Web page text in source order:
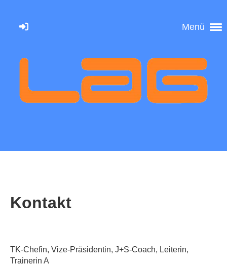
Menü
Kontakt
TK-Chefin, Vize-Präsidentin, J+S-Coach, Leiterin,
Trainerin A